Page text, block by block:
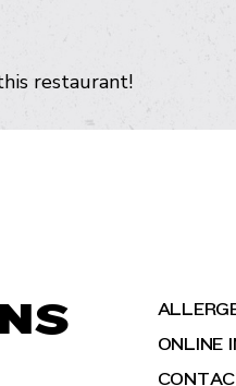
restaurant!
ONLINE